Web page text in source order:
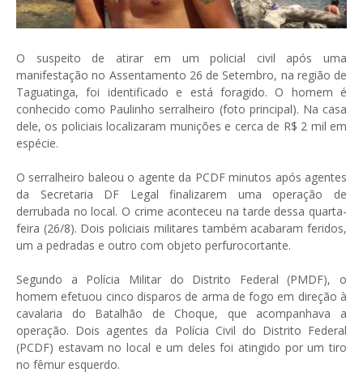
O suspeito de atirar em um policial civil após uma
manifestação no Assentamento 26 de Setembro, na região de
Taguatinga, foi identificado e está foragido. O homem é
conhecido como Paulinho serralheiro (foto principal). Na casa
dele, os policiais localizaram munições e cerca de R$ 2 mil em
espécie.
O serralheiro baleou o agente da PCDF minutos após agentes
da Secretaria DF Legal finalizarem uma operação de
derrubada no local. O crime aconteceu na tarde dessa quarta-
feira (26/8). Dois policiais militares também acabaram feridos,
um a pedradas e outro com objeto perfurocortante.
Segundo a Polícia Militar do Distrito Federal (PMDF), o
homem efetuou cinco disparos de arma de fogo em direção à
cavalaria do Batalhão de Choque, que acompanhava a
operação. Dois agentes da Polícia Civil do Distrito Federal
(PCDF) estavam no local e um deles foi atingido por um tiro
no fêmur esquerdo.